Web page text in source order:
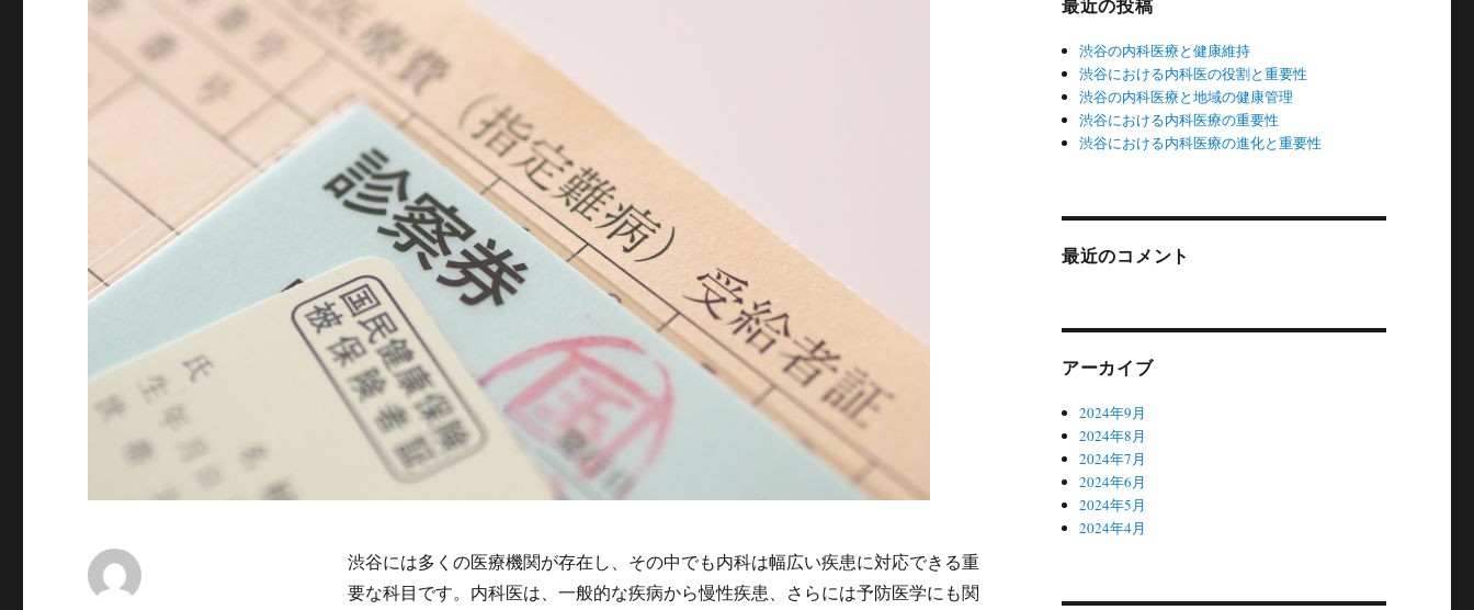
渋谷には多くの医療機関が存在し、その中でも内科は幅広い疾患に対応できる重
要な科目です。 内科医は、一般的な疾病から慢性疾患、さらには予防医学にも関
渋谷の内科医療と健康維持
渋谷における内科医の役割と重要性
渋谷の内科医療と地域の健康管理
渋谷における内科医療の重要性
渋谷における内科医療の進化と重要性
最近のコメント
アーカイブ
2024年9月
2024年8月
2024年7月
2024年6月
2024年5月
2024年4月